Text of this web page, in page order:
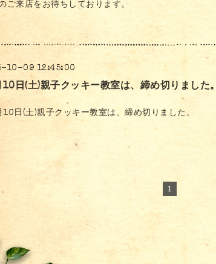
ご来店をお待ちしております。
10-09 12:45:00
日(土)親子クッキー教室は、締め切りました
10日(土)親子クッキー教室は、締め切りました。
1